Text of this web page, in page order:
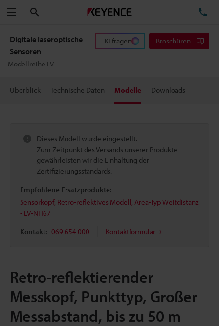
Menü
Digitale laseroptische
Sensoren
Modellreihe LV
KI fragen Broschüren
Überblick Technische Daten Modelle Downloads
Dieses Modell wurde eingestellt.
Zum Zeitpunkt des Versands unserer Produkte
gewährleisten wir die Einhaltung der
Zertifizierungsstandards.
Empfohlene Ersatzprodukte:
Sensorkopf, Retro-reflektives Modell, Area-Typ Weitdistanz
- LV-NH67
Kontakt: 069 654 000 Kontaktformular
Retro-reflektierender
Messkopf, Punkttyp, Großer
Messabstand, bis zu 50 m